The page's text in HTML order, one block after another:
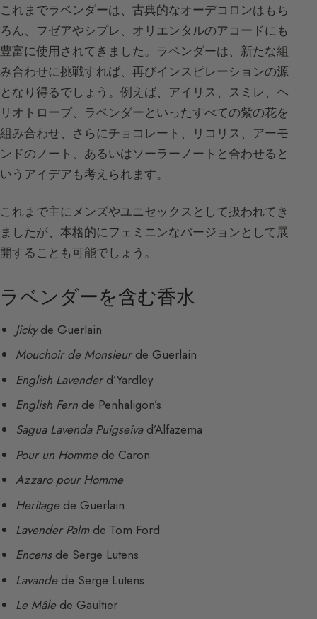
これまでラベンダーは、古典的なオーデコロンはもち
ろん、フゼアやシプレ、オリエンタルのアコードにも
豊富に使用されてきました。ラベンダーは、新たな組
み合わせに挑戦すれば、再びインスピレーションの源
となり得るでしょう。例えば、アイリス、スミレ、ヘ
リオトロープ、ラベンダーといったすべての紫の花を
組み合わせ、さらにチョコレート、リコリス、アーモ
ンドのノート、あるいはソーラーノートと合わせると
いうアイデアも考えられます。
これまで主にメンズやユニセックスとして扱われてき
ましたが、本格的にフェミニンなバージョンとして展
開することも可能でしょう。
ラベンダーを含む香水
Jickyde Guerlain
Mouchoir de Monsieurde Guerlain
English Lavenderd’Yardley
English Fern de Penhaligon’s
Sagua Lavenda Puigseivad’Alfazema
Pour un Hommede Caron
Azzaro pour Homme
Heritagede Guerlain
Lavender Palmde Tom Ford
Encensde Serge Lutens
Lavandede Serge Lutens
Le Mâlede Gaultier